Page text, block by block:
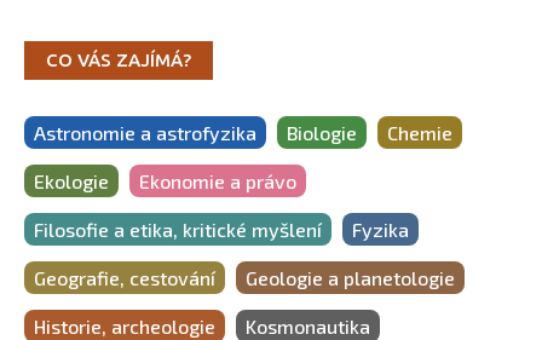
CO VÁS ZAJÍMÁ?
Astronomie a astrofyzika Biologie Chemie
Ekologie Ekonomie a právo
Filosofie a etika, kritické myšlení Fyzika
Geografie, cestování Geologie a planetologie
Historie, archeologie Kosmonautika